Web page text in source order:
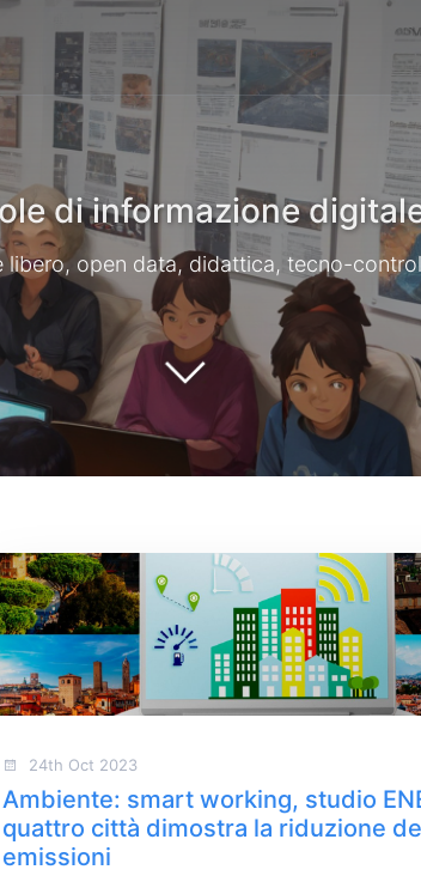
di informazione
open data, didattica, tecno-
24th Oct 2023
Ambiente: smart working, studio
quattro città dimostra la riduzione
emissioni